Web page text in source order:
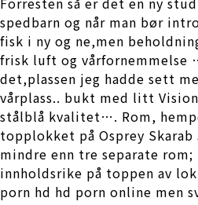
spedbarn og når man bør
fisk i ny og ne,men
frisk luft og vårfornemmelse
det,plassen jeg hadde sett
vårplass.. bukt med litt
stålblå kvalitet…. Rom,
topplokket på Osprey
mindre enn tre separate
innholdsrike på toppen av
porn hd hd porn online men